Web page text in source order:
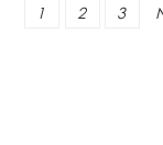
PAGE
1 PAGE
2 3